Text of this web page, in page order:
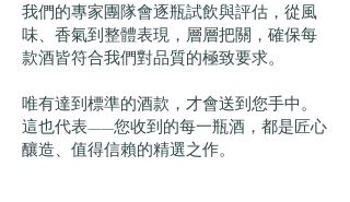
我們的專家團隊會逐瓶試飲與評估，從風
味、香氣到整體表現，層層把關，確保每
款酒皆符合我們對品質的極致要求。
唯有達到標準的酒款，才會送到您手中。
這也代表——您收到的每一瓶酒，都是匠心
釀造、值得信賴的精選之作。